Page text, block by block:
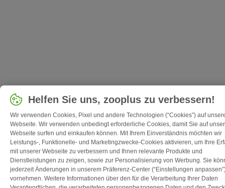
Helfen Sie uns, zooplus zu verbessern!
Wir verwenden Cookies, Pixel und andere Technologien (“Cookies”) auf
Webseite. Wir verwenden unbedingt erforderliche Cookies, damit Sie auf
Webseite surfen und einkaufen können. Mit Ihrem Einverständnis möchten wir
Leistungs-, Funktionelle- und Marketingzwecke-Cookies aktivieren, um Ihre
mit unserer Webseite zu verbessern und Ihnen relevante Produkte und
Dienstleistungen zu zeigen, sowie zur Personalisierung von Werbung. Sie
jederzeit Änderungen in unserem Präferenz-Center (“Einstellungen
vornehmen. Weitere Informationen über den für die Verarbeitung Ihrer Daten